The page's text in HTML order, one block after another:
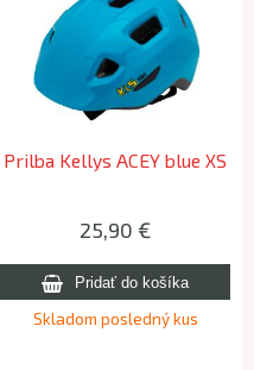
Prilba Kellys ACEY blue XS
25,90 €
Skladom posledný kus